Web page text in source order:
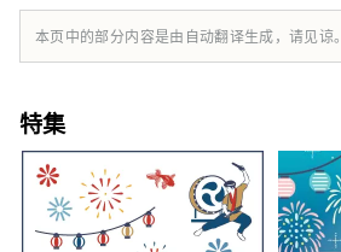
本页中的部分内容是由自动翻译生成，请见谅。
特集